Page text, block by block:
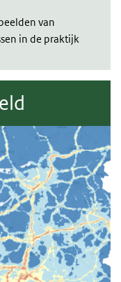
van
in de praktijk